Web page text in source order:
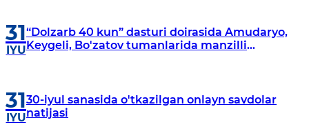
31
IYU
“Dolzarb 40 kun” dasturi doirasida Amudaryo,
Keygeli, Bo'zatov tumanlarida manzilli
31
IYU
30-iyul sanasida o'tkazilgan onlayn savdolar
natijasi